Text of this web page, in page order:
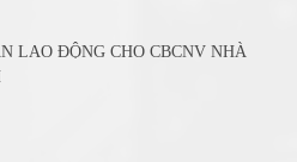
LAO ĐỘNG CHO CBCNV NHÀ